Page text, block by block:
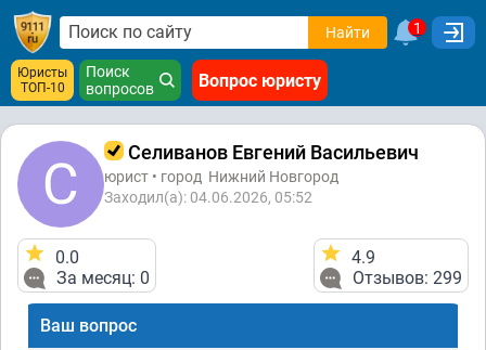
Найти 1
Юристы
ТОП-10
Поиск
вопросов
Вопрос юристу
Селиванов Евгений Васильевич
юрист • город Нижний Новгород
Заходил(а): 04.06.2026, 05:52
0.0
За месяц: 0
4.9
Отзывов: 299
Ваш вопрос